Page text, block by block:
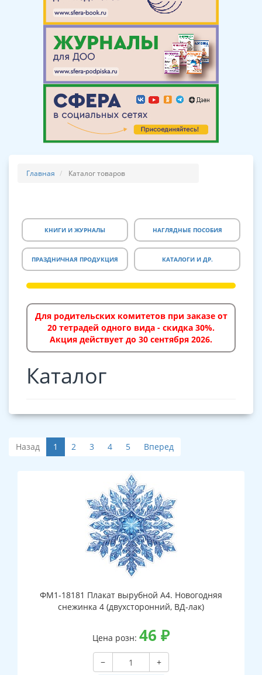
Главная Каталог товаров
КНИГИ И ЖУРНАЛЫ НАГЛЯДНЫЕ ПОСОБИЯ
ПРАЗДНИЧНАЯ ПРОДУКЦИЯ КАТАЛОГИ И ДР.
Для родительских комитетов при заказе от
20 тетрадей одного вида - скидка 30%.
Акция действует до 30 сентября 2026.
Каталог
Назад 1 2 3 4 5 Вперед
ФМ1-18181 Плакат вырубной А4. Новогодняя
снежинка 4 (двухсторонний, ВД-лак)
Цена розн: 46 ₽
−
+